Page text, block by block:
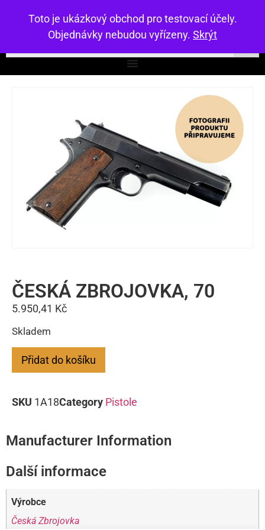
Toto je ukázkový obchod pro testovací účely.
Objednávky nebudou vyřízeny. Skrýt
ČESKÁ ZBROJOVKA, 70
5.950,41 Kč
Skladem
Přidat do košíku
SKU 1A18Category Pistole
Manufacturer Information
Další informace
Výrobce
Česká Zbrojovka